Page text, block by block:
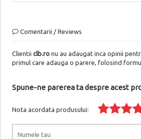
Comentarii / Reviews
Clientii clb.ronu au adaugat inca opinii
primul care adauga o parere, folosind
Spune-ne parerea ta despre acest
Nota acordata produsului: